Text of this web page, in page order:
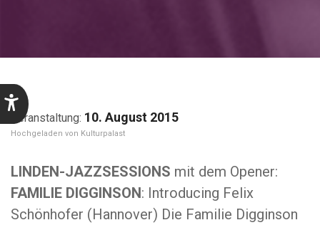
10. August 2015
Kulturpalast
LINDEN-JAZZSESSIONS mit dem Opener:
FAMILIE DIGGINSON: Introducing Felix
Schönhofer (Hannover) Die Familie Digginson